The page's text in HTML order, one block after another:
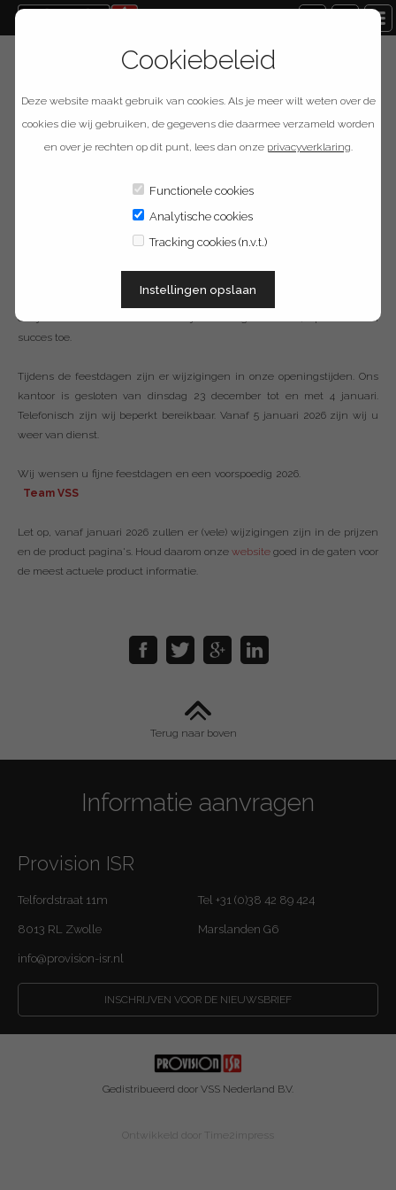
DEC
Gewijzigde openingstijden
Wij willen u danken voor uw vertrouwen afgelopen jaar en wensen jullie
en je familie voor het komende jaar veel gezondheid, sportiviteit en
succes toe.
Tijdens de feestdagen zijn er wijzigingen in onze openingstijden. Ons
kantoor is gesloten van dinsdag 23 december tot en met 4 januari.
Telefonisch zijn wij beperkt bereikbaar. Vanaf 5 januari 2026 zijn wij u
weer van dienst.
Wij wensen u fijne feestdagen en een voorspoedig 2026.
Team VSS
Let op, vanaf januari 2026 zullen er (vele) wijzigingen zijn in de prijzen
en de product pagina's. Houd daarom onze website goed in de gaten voor
de meest actuele product informatie.
Terug naar boven
Informatie aanvragen
Provision ISR
Telfordstraat 11m Tel +31 (0)38 42 89 424
8013 RL Zwolle Marslanden G6
info@provision-isr.nl
INSCHRIJVEN VOOR DE NIEUWSBRIEF
Gedistribueerd door VSS Nederland B.V.
Ontwikkeld door Time2impress
Cookiebeleid
Deze website maakt gebruik van cookies. Als je meer wilt weten over de
cookies die wij gebruiken, de gegevens die daarmee verzameld worden
en over je rechten op dit punt, lees dan onze privacyverklaring.
Functionele cookies
Analytische cookies
Tracking cookies (n.v.t.)
Instellingen opslaan